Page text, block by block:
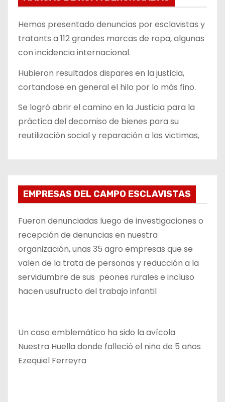
Hemos presentado denuncias por esclavistas y
tratants a 112 grandes marcas de ropa, algunas
con incidencia internacional.
Hubieron resultados dispares en la justicia,
cortandose en general el hilo por lo más fino.
Se logró abrir el camino en la Justicia para la
práctica del decomiso de bienes para su
reutilización social y reparación a las victimas,
EMPRESAS DEL CAMPO ESCLAVISTAS
Fueron denunciadas luego de investigaciones o
recepción de denuncias en nuestra
organización, unas 35 agro empresas que se
valen de la trata de personas y reducción a la
servidumbre de sus peones rurales e incluso
hacen usufructo del trabajo infantil
Un caso emblemático ha sido la avícola
Nuestra Huella donde falleció el niño de 5 años
Ezequiel Ferreyra